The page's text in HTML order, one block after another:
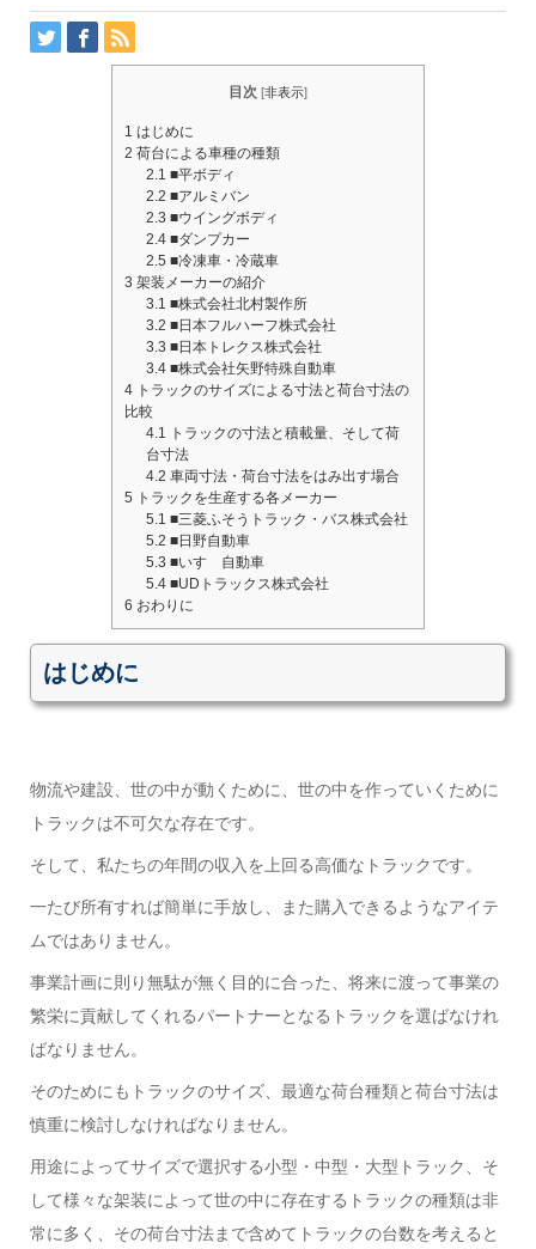
目次 [非表示]
1 はじめに
2 荷台による車種の種類
2.1 ■平ボディ
2.2 ■アルミバン
2.3 ■ウイングボディ
2.4 ■ダンプカー
2.5 ■冷凍車・冷蔵車
3 架装メーカーの紹介
3.1 ■株式会社北村製作所
3.2 ■日本フルハーフ株式会社
3.3 ■日本トレクス株式会社
3.4 ■株式会社矢野特殊自動車
4 トラックのサイズによる寸法と荷台寸法の
比較
4.1 トラックの寸法と積載量、そして荷
台寸法
4.2 車両寸法・荷台寸法をはみ出す場合
5 トラックを生産する各メーカー
5.1 ■三菱ふそうトラック・バス株式会社
5.2 ■日野自動車
5.3 ■いすゞ自動車
5.4 ■UDトラックス株式会社
6 おわりに
はじめに
物流や建設、世の中が動くために、世の中を作っていくために
トラックは不可欠な存在です。
そして、私たちの年間の収入を上回る高価なトラックです。
一たび所有すれば簡単に手放し、また購入できるようなアイテ
ムではありません。
事業計画に則り無駄が無く目的に合った、将来に渡って事業の
繁栄に貢献してくれるパートナーとなるトラックを選ばなけれ
ばなりません。
そのためにもトラックのサイズ、最適な荷台種類と荷台寸法は
慎重に検討しなければなりません。
用途によってサイズで選択する小型・中型・大型トラック、そ
して様々な架装によって世の中に存在するトラックの種類は非
常に多く、その荷台寸法まで含めてトラックの台数を考えると